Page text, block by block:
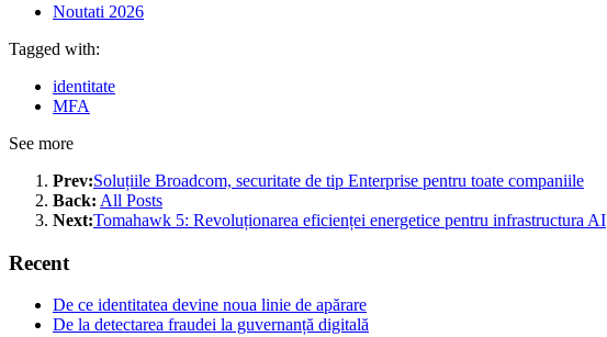
Noutati 2026
Tagged with:
identitate
MFA
See more
Prev:Soluțiile Broadcom, securitate de tip Enterprise pentru toate companiile
Back: All Posts
Next:Tomahawk 5: Revoluționarea eficienței energetice pentru infrastructura AI
Recent
De ce identitatea devine noua linie de apărare
De la detectarea fraudei la guvernanță digitală